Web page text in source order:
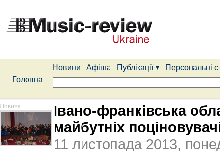
Новини Афіша Публікації
Персональні
Головна
Новина
Івано-франківська
майбутніх
11 листопада 2013,